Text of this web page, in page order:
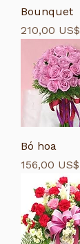
Bounquet
Giá
210,00 US$
Bó hoa
Giá
156,00 US$